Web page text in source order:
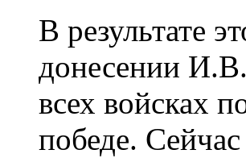
В результате
донесении
всех войсках
победе.